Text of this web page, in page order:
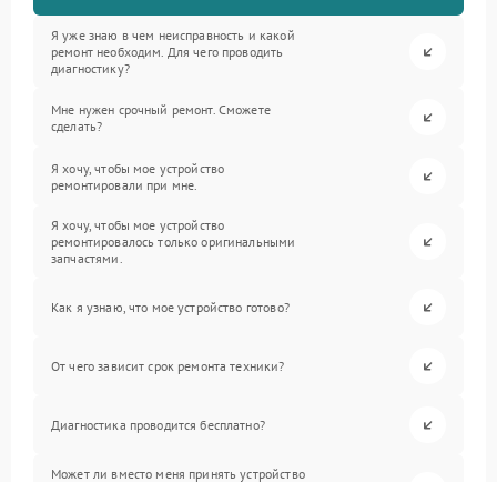
Я уже знаю в чем неисправность и какой
ремонт необходим. Для чего проводить
диагностику?
Мне нужен срочный ремонт. Сможете
сделать?
Я хочу, чтобы мое устройство
ремонтировали при мне.
Я хочу, чтобы мое устройство
ремонтировалось только оригинальными
запчастями.
Как я узнаю, что мое устройство готово?
От чего зависит срок ремонта техники?
Диагностика проводится бесплатно?
Может ли вместо меня принять устройство